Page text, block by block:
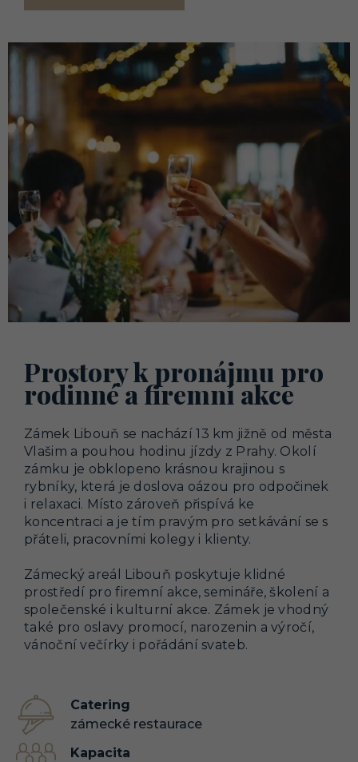
Prostory k pronájmu pro
rodinné a firemní akce
Zámek Libouň se nachází 13 km jižně od města
Vlašim a pouhou hodinu jízdy z Prahy. Okolí
zámku je obklopeno krásnou krajinou s
rybníky, která je doslova oázou pro odpočinek
i relaxaci. Místo zároveň přispívá ke
koncentraci a je tím pravým pro setkávání se s
přáteli, pracovními kolegy i klienty.
Zámecký areál Libouň poskytuje klidné
prostředí pro firemní akce, semináře, školení a
společenské i kulturní akce. Zámek je vhodný
také pro oslavy promocí, narozenin a výročí,
vánoční večírky i pořádání svateb.
Catering
zámecké restaurace
Kapacita